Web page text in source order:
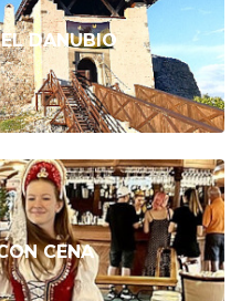
DANUBIO
CENA